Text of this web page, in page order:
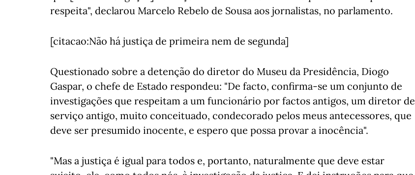
respeita", declarou Marcelo Rebelo de Sousa aos jornalistas, no parlamento.
[citacao:Não há justiça de primeira nem de segunda]
Questionado sobre a detenção do diretor do Museu da Presidência, Diogo
Gaspar, o chefe de Estado respondeu: "De facto, confirma-se um conjunto de
investigações que respeitam a um funcionário por factos antigos, um diretor de
serviço antigo, muito conceituado, condecorado pelos meus antecessores, que
deve ser presumido inocente, e espero que possa provar a inocência".
"Mas a justiça é igual para todos e, portanto, naturalmente que deve estar